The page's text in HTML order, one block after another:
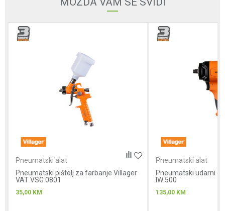
Poruka
Anti-spam zaštita - izračunajte koliko je 6 - 1 :
Pneumatski alat
Pneumatski pištolj za farbanje Villager
VAT VSG 0801
35,00 KM
Pneumatski alat
Pneumatski udarni
IW 500
135,00 KM